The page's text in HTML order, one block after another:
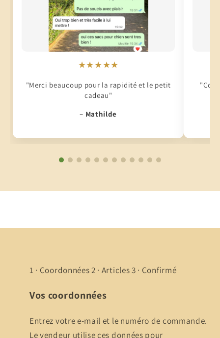
★★★★★
"Merci beaucoup pour la rapidité et le petit
cadeau"
– Mathilde